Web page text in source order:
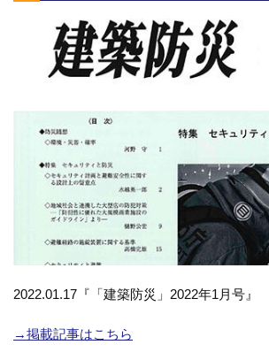
製品資料ダウンロード
2022.01.17『「建築防災」2022年1月号』
→掲載記事はこちら